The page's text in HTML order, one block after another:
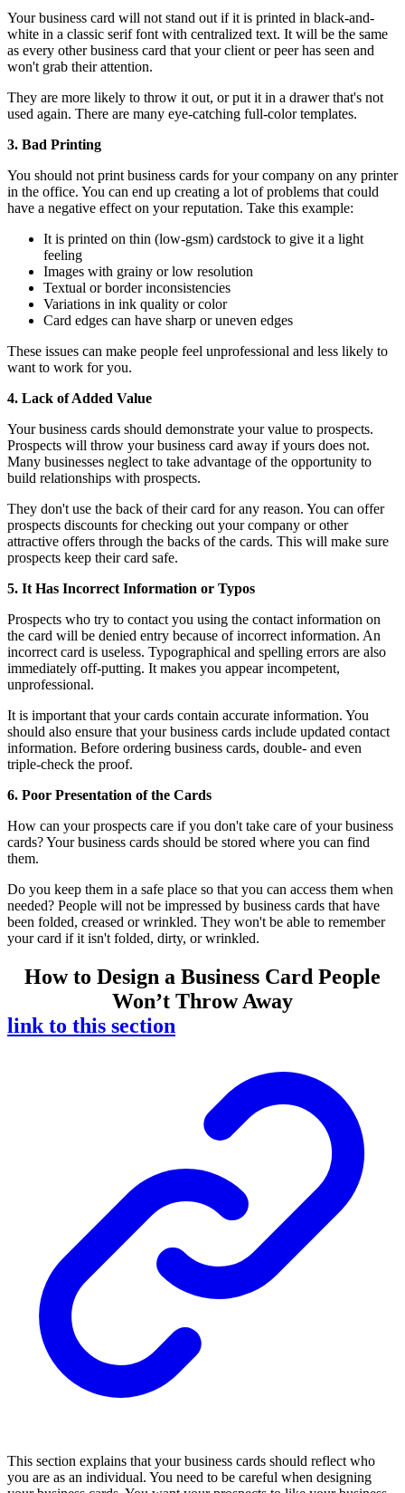
Your business card will not stand out if it is printed in black-and-
white in a classic serif font with centralized text. It will be the same
as every other business card that your client or peer has seen and
won't grab their attention.
They are more likely to throw it out, or put it in a drawer that's not
used again. There are many eye-catching full-color templates.
3. Bad Printing
You should not print business cards for your company on any printer
in the office. You can end up creating a lot of problems that could
have a negative effect on your reputation. Take this example:
It is printed on thin (low-gsm) cardstock to give it a light
feeling
Images with grainy or low resolution
Textual or border inconsistencies
Variations in ink quality or color
Card edges can have sharp or uneven edges
These issues can make people feel unprofessional and less likely to
want to work for you.
4. Lack of Added Value
Your business cards should demonstrate your value to prospects.
Prospects will throw your business card away if yours does not.
Many businesses neglect to take advantage of the opportunity to
build relationships with prospects.
They don't use the back of their card for any reason. You can offer
prospects discounts for checking out your company or other
attractive offers through the backs of the cards. This will make sure
prospects keep their card safe.
5. It Has Incorrect Information or Typos
Prospects who try to contact you using the contact information on
the card will be denied entry because of incorrect information. An
incorrect card is useless. Typographical and spelling errors are also
immediately off-putting. It makes you appear incompetent,
unprofessional.
It is important that your cards contain accurate information. You
should also ensure that your business cards include updated contact
information. Before ordering business cards, double- and even
triple-check the proof.
6. Poor Presentation of the Cards
How can your prospects care if you don't take care of your business
cards? Your business cards should be stored where you can find
them.
Do you keep them in a safe place so that you can access them when
needed? People will not be impressed by business cards that have
been folded, creased or wrinkled. They won't be able to remember
your card if it isn't folded, dirty, or wrinkled.
How to Design a Business Card People
Won’t Throw Away
link to this section
This section explains that your business cards should reflect who
you are as an individual. You need to be careful when designing